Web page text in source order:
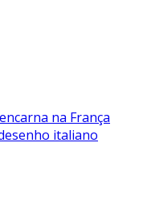
na França
italiano